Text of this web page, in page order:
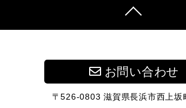
お問い合わせ
〒526-0803 滋賀県長浜市西上坂